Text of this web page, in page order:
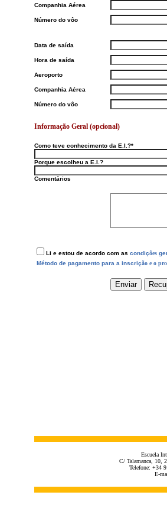
Companhia Aérea
Número do vôo
Data de saída
Hora de saída
Aeroporto
Companhia Aérea
Número do vôo
Informação Geral (opcional)
Como teve conhecimento da E.I.?*
Porque escolheu a E.I.?
Comentários
Li e estou de acordo com as condições
Método de pagamento para a inscrição e o
Escuela
C/ Talamanca, 10,
Telefone: +34
E-